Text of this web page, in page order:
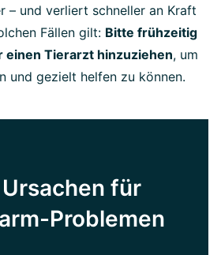
– und verliert schneller an Kraft
Fällen gilt: Bitte frühzeitig
einen Tierarzt hinzuziehen, um
und gezielt helfen zu können.
für
Problemen